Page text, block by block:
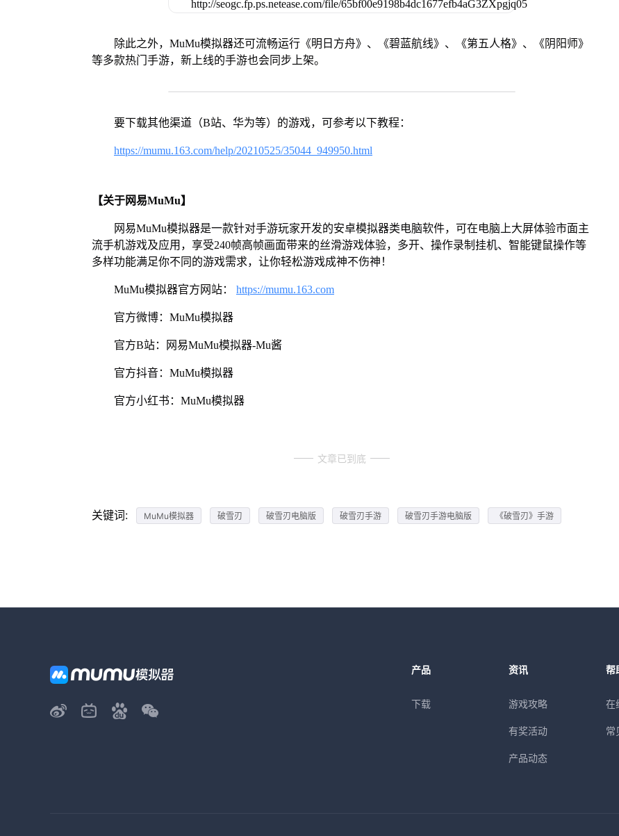
除此之外，MuMu模拟器还可流畅运行《明日方舟》、《碧蓝航线》、《第五人格》、《阴阳师》
等多款热门手游，新上线的手游也会同步上架。
要下载其他渠道（B站、华为等）的游戏，可参考以下教程：
https://mumu.163.com/help/20210525/35044_949950.html
【关于网易MuMu】
网易MuMu模拟器是一款针对手游玩家开发的安卓模拟器类电脑软件，可在电脑上大屏体验市面主
流手机游戏及应用，享受240帧高帧画面带来的丝滑游戏体验，多开、操作录制挂机、智能键鼠操作等
多样功能满足你不同的游戏需求，让你轻松游戏成神不伤神！
MuMu模拟器官方网站： https://mumu.163.com
官方微博：MuMu模拟器
官方B站：网易MuMu模拟器-Mu酱
官方抖音：MuMu模拟器
官方小红书：MuMu模拟器
文章已到底
关键词: MuMu模拟器 破雪刃 破雪刃电脑版 破雪刃手游 破雪刃手游电脑版 《破雪刃》手游
产品
下载
资讯
游戏攻略
有奖活动
产品动态
帮
在
常